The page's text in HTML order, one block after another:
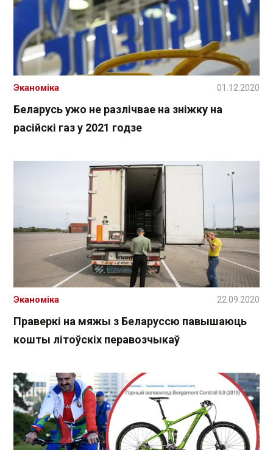
Беларусь ужо не разлічвае на зніжку на
расійскі газ у 2021 годзе
Эканоміка 01.12.2020
Праверкі на мяжы з Беларуссю павышаюць
кошты літоўскіх перавозчыкаў
Эканоміка 22.09.2020